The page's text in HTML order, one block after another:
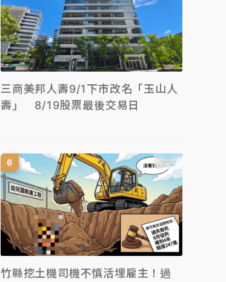
三商美邦人壽9/1下市改名「玉山人
壽」 8/19股票最後交易日
社會
竹縣挖土機司機不慎活埋雇主！過